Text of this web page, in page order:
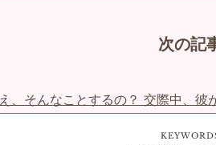
次の記
え、そんなことするの？ 交際中、彼